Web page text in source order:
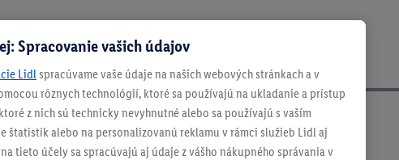
Spracovanie vašich údajov
Lidl spracúvame vaše údaje na našich webových stránkach a v
rôznych technológií, ktoré sa používajú na ukladanie a prístup
z nich sú technicky nevyhnutné alebo sa používajú s vaším
štatistík alebo na personalizovanú reklamu v rámci služieb Lidl aj
tieto účely sa spracúvajú aj údaje z vášho nákupného správania v